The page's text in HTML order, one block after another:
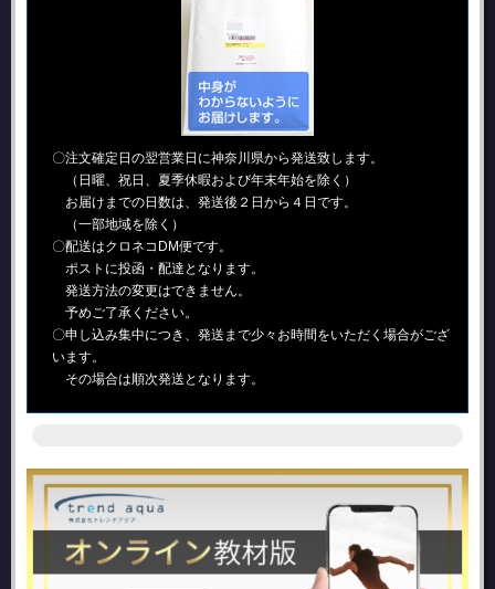
〇注文確定日の翌営業日に神奈川県から発送致します。
（日曜、祝日、夏季休暇および年末年始を除く）
お届けまでの日数は、発送後２日から４日です。
（一部地域を除く）
〇配送はクロネコDM便です。
ポストに投函・配達となります。
発送方法の変更はできません。
予めご了承ください。
〇申し込み集中につき、発送まで少々お時間をいただく場合がござ
います。
その場合は順次発送となります。